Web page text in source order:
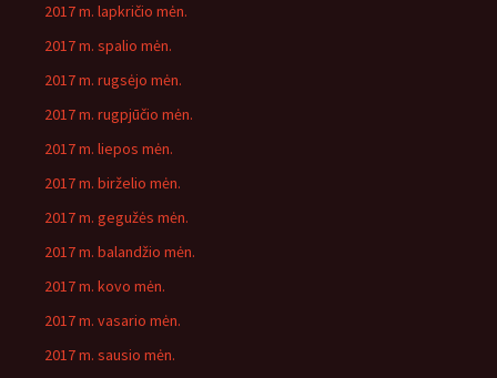
2017 m. lapkričio mėn.
2017 m. spalio mėn.
2017 m. rugsėjo mėn.
2017 m. rugpjūčio mėn.
2017 m. liepos mėn.
2017 m. birželio mėn.
2017 m. gegužės mėn.
2017 m. balandžio mėn.
2017 m. kovo mėn.
2017 m. vasario mėn.
2017 m. sausio mėn.